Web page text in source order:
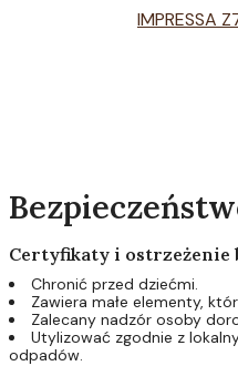
IMPRESSA
Certyfikaty i ostrzeżenie
Chronić przed dziećmi.
Zawiera małe elementy,
Zalecany nadzór osoby
Utylizować zgodnie z
odpadów.